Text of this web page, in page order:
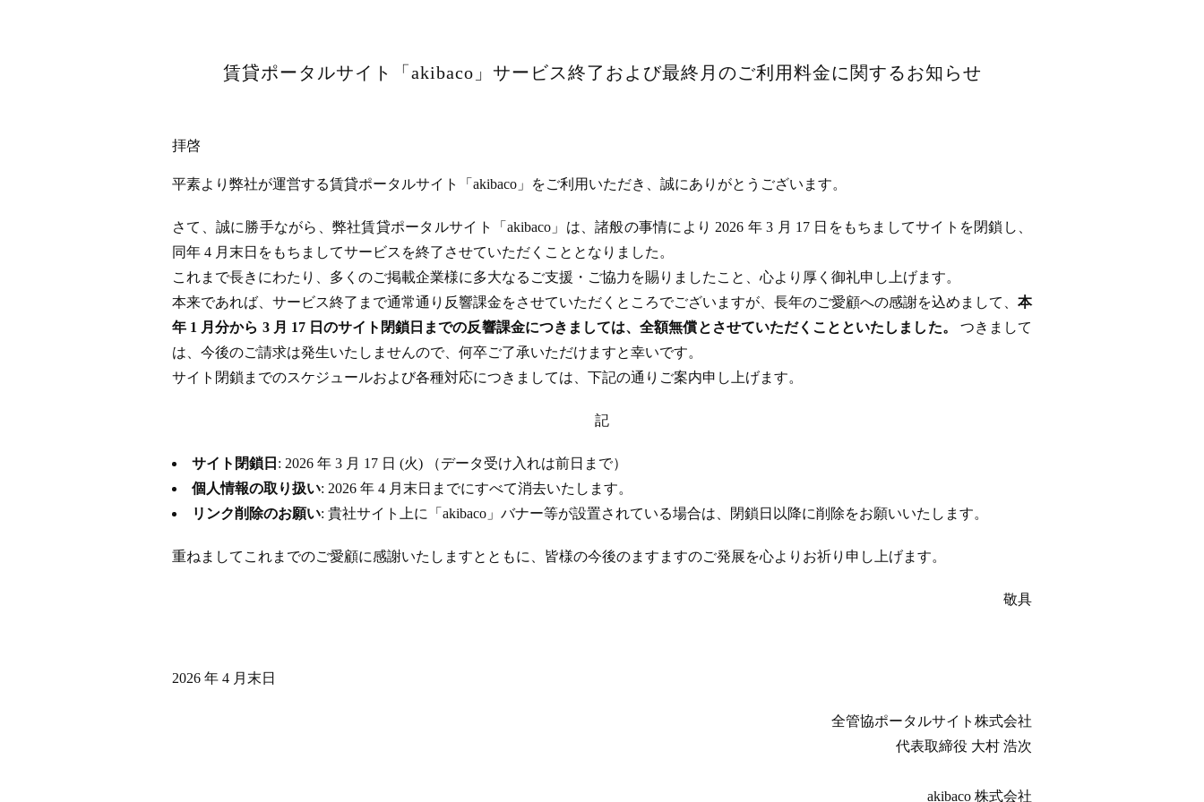
賃貸ポータルサイト「akibaco」サービス終了および最終月のご利用料金に関するお知らせ
拝啓
平素より弊社が運営する賃貸ポータルサイト「akibaco」をご利用いただき、誠にありがとうございます。
さて、誠に勝手ながら、弊社賃貸ポータルサイト「akibaco」は、諸般の事情により 2026 年 3 月 17 日をもちましてサイトを閉鎖し、
同年 4 月末日をもちましてサービスを終了させていただくこととなりました。
これまで長きにわたり、多くのご掲載企業様に多大なるご支援・ご協力を賜りましたこと、心より厚く御礼申し上げます。
本来であれば、サービス終了まで通常通り反響課金をさせていただくところでございますが、長年のご愛顧への感謝を込めまして、 本
年 1 月分から 3 月 17 日のサイト閉鎖日までの反響課金につきましては、全額無償とさせていただくことといたしました。 つきまして
は、今後のご請求は発生いたしませんので、何卒ご了承いただけますと幸いです。
サイト閉鎖までのスケジュールおよび各種対応につきましては、下記の通りご案内申し上げます。
記
サイト閉鎖日 : 2026 年 3 月 17 日 (火) （データ受け入れは前日まで）
個人情報の取り扱い: 2026 年 4 月末日までにすべて消去いたします。
リンク削除のお願い: 貴社サイト上に「akibaco」バナー等が設置されている場合は、閉鎖日以降に削除をお願いいたします。
重ねましてこれまでのご愛顧に感謝いたしますとともに、皆様の今後のますますのご発展を心よりお祈り申し上げます。
敬具
2026 年 4 月末日
全管協ポータルサイト株式会社
代表取締役 大村 浩次
akibaco 株式会社